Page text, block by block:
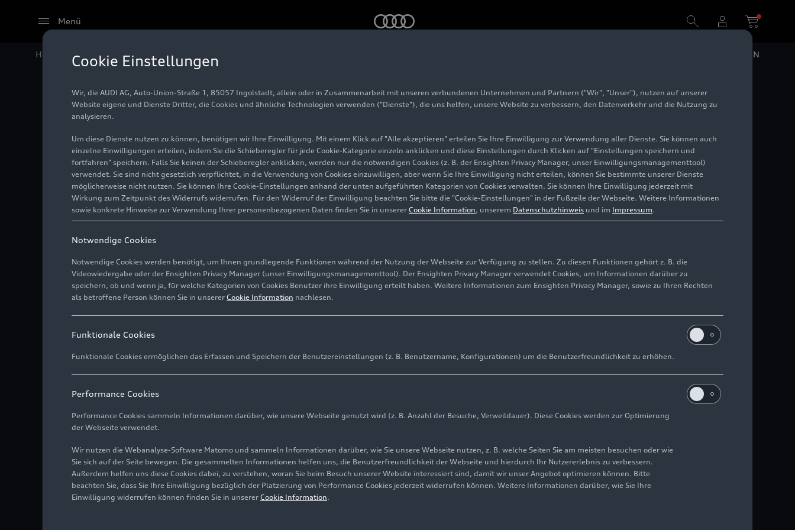
Menü
Home Audi Media Center Fotos EN
Audi Sommerkonzerte 2024
Foto 15.03.2024
Cookie Einstellungen
Wir, die AUDI AG, Auto-Union-Straße 1, 85057 Ingolstadt, allein oder in Zusammenarbeit mit unseren verbundenen Unternehmen und Partnern ("Wir", "Unser"), nutzen auf unserer
Website eigene und Dienste Dritter, die Cookies und ähnliche Technologien verwenden ("Dienste"), die uns helfen, unsere Website zu verbessern, den Datenverkehr und die Nutzung zu
analysieren.
Um diese Dienste nutzen zu können, benötigen wir Ihre Einwilligung. Mit einem Klick auf "Alle akzeptieren" erteilen Sie Ihre Einwilligung zur Verwendung aller Dienste. Sie können auch
einzelne Einwilligungen erteilen, indem Sie die Schieberegler für jede Cookie-Kategorie einzeln anklicken und diese Einstellungen durch Klicken auf "Einstellungen speichern und
fortfahren" speichern. Falls Sie keinen der Schieberegler anklicken, werden nur die notwendigen Cookies (z. B. der Ensighten Privacy Manager, unser Einwilligungsmanagementtool)
verwendet. Sie sind nicht gesetzlich verpflichtet, in die Verwendung von Cookies einzuwilligen, aber wenn Sie Ihre Einwilligung nicht erteilen, können Sie bestimmte unserer Dienste
möglicherweise nicht nutzen. Sie können Ihre Cookie-Einstellungen anhand der unten aufgeführten Kategorien von Cookies verwalten. Sie können Ihre Einwilligung jederzeit mit
Wirkung zum Zeitpunkt des Widerrufs widerrufen. Für den Widerruf der Einwilligung beachten Sie bitte die "Cookie-Einstellungen" in der Fußzeile der Webseite. Weitere Informationen
sowie konkrete Hinweise zur Verwendung Ihrer personenbezogenen Daten finden Sie in unserer Cookie Information, unserem Datenschutzhinweis und im Impressum.
Notwendige Cookies
Notwendige Cookies werden benötigt, um Ihnen grundlegende Funktionen während der Nutzung der Webseite zur Verfügung zu stellen. Zu diesen Funktionen gehört z. B. die
Videowiedergabe oder der Ensighten Privacy Manager (unser Einwilligungsmanagementtool). Der Ensighten Privacy Manager verwendet Cookies, um Informationen darüber zu
speichern, ob und wenn ja, für welche Kategorien von Cookies Benutzer ihre Einwilligung erteilt haben. Weitere Informationen zum Ensighten Privacy Manager, sowie zu Ihren Rechten
als betroffene Person können Sie in unserer Cookie Information nachlesen.
Funktionale Cookies
Funktionale Cookies ermöglichen das Erfassen und Speichern der Benutzereinstellungen (z. B. Benutzername, Konfigurationen) um die Benutzerfreundlichkeit zu erhöhen.
Performance Cookies
Performance Cookies sammeln Informationen darüber, wie unsere Webseite genutzt wird (z. B. Anzahl der Besuche, Verweildauer). Diese Cookies werden zur Optimierung
der Webseite verwendet.
Wir nutzen die Webanalyse-Software Matomo und sammeln Informationen darüber, wie Sie unsere Webseite nutzen, z. B. welche Seiten Sie am meisten besuchen oder wie
Sie sich auf der Seite bewegen. Die gesammelten Informationen helfen uns, die Benutzerfreundlichkeit der Webseite und hierdurch Ihr Nutzererlebnis zu verbessern.
Außerdem helfen uns diese Cookies dabei, zu verstehen, woran Sie beim Besuch unserer Website interessiert sind, damit wir unser Angebot optimieren können. Bitte
beachten Sie, dass Sie Ihre Einwilligung bezüglich der Platzierung von Performance Cookies jederzeit widerrufen können. Weitere Informationen darüber, wie Sie Ihre
Einwilligung widerrufen können finden Sie in unserer Cookie Information.